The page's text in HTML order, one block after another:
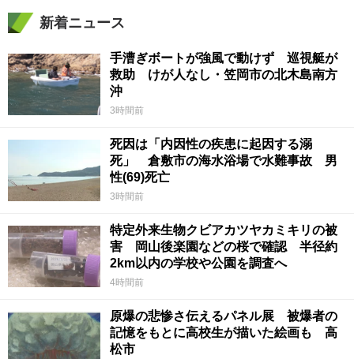
新着ニュース
手漕ぎボートが強風で動けず 巡視艇が
救助 けが人なし・笠岡市の北木島南方
沖
3時間前
死因は「内因性の疾患に起因する溺
死」 倉敷市の海水浴場で水難事故 男
性(69)死亡
3時間前
特定外来生物クビアカツヤカミキリの被
害 岡山後楽園などの桜で確認 半径約
2km以内の学校や公園を調査へ
4時間前
原爆の悲惨さ伝えるパネル展 被爆者の
記憶をもとに高校生が描いた絵画も 高
松市